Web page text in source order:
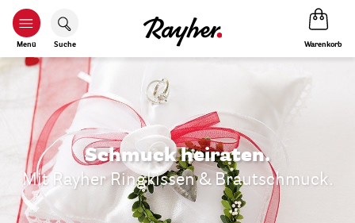
Menü Suche Warenkorb
Schmuck heiraten.
Mit Rayher Ringkissen & Brautschmuck.